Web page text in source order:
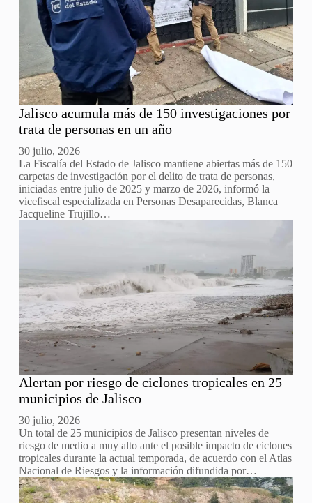
Jalisco acumula más de 150 investigaciones por
trata de personas en un año
30 julio, 2026
La Fiscalía del Estado de Jalisco mantiene abiertas más de 150
carpetas de investigación por el delito de trata de personas,
iniciadas entre julio de 2025 y marzo de 2026, informó la
vicefiscal especializada en Personas Desaparecidas, Blanca
Jacqueline Trujillo…
Alertan por riesgo de ciclones tropicales en 25
municipios de Jalisco
30 julio, 2026
Un total de 25 municipios de Jalisco presentan niveles de
riesgo de medio a muy alto ante el posible impacto de ciclones
tropicales durante la actual temporada, de acuerdo con el Atlas
Nacional de Riesgos y la información difundida por…